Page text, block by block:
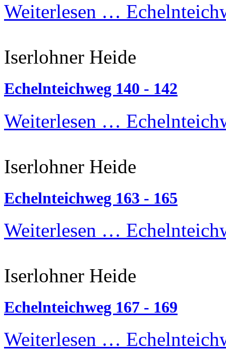
Weiterlesen …
Iserlohner Heide
Echelnteichweg 140 - 142
Weiterlesen …
Iserlohner Heide
Echelnteichweg 163 - 165
Weiterlesen …
Iserlohner Heide
Echelnteichweg 167 - 169
Weiterlesen …